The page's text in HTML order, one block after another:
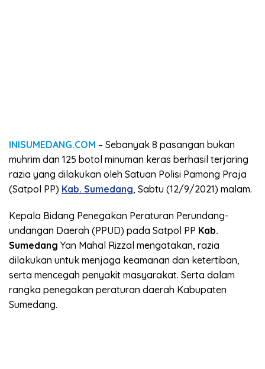
INISUMEDANG.COM – Sebanyak 8 pasangan bukan
muhrim dan 125 botol minuman keras berhasil terjaring
razia yang dilakukan oleh Satuan Polisi Pamong Praja
(Satpol PP) Kab. Sumedang, Sabtu (12/9/2021) malam.
Kepala Bidang Penegakan Peraturan Perundang-
undangan Daerah (PPUD) pada Satpol PP Kab.
Sumedang Yan Mahal Rizzal mengatakan, razia
dilakukan untuk menjaga keamanan dan ketertiban,
serta mencegah penyakit masyarakat. Serta dalam
rangka penegakan peraturan daerah Kabupaten
Sumedang.